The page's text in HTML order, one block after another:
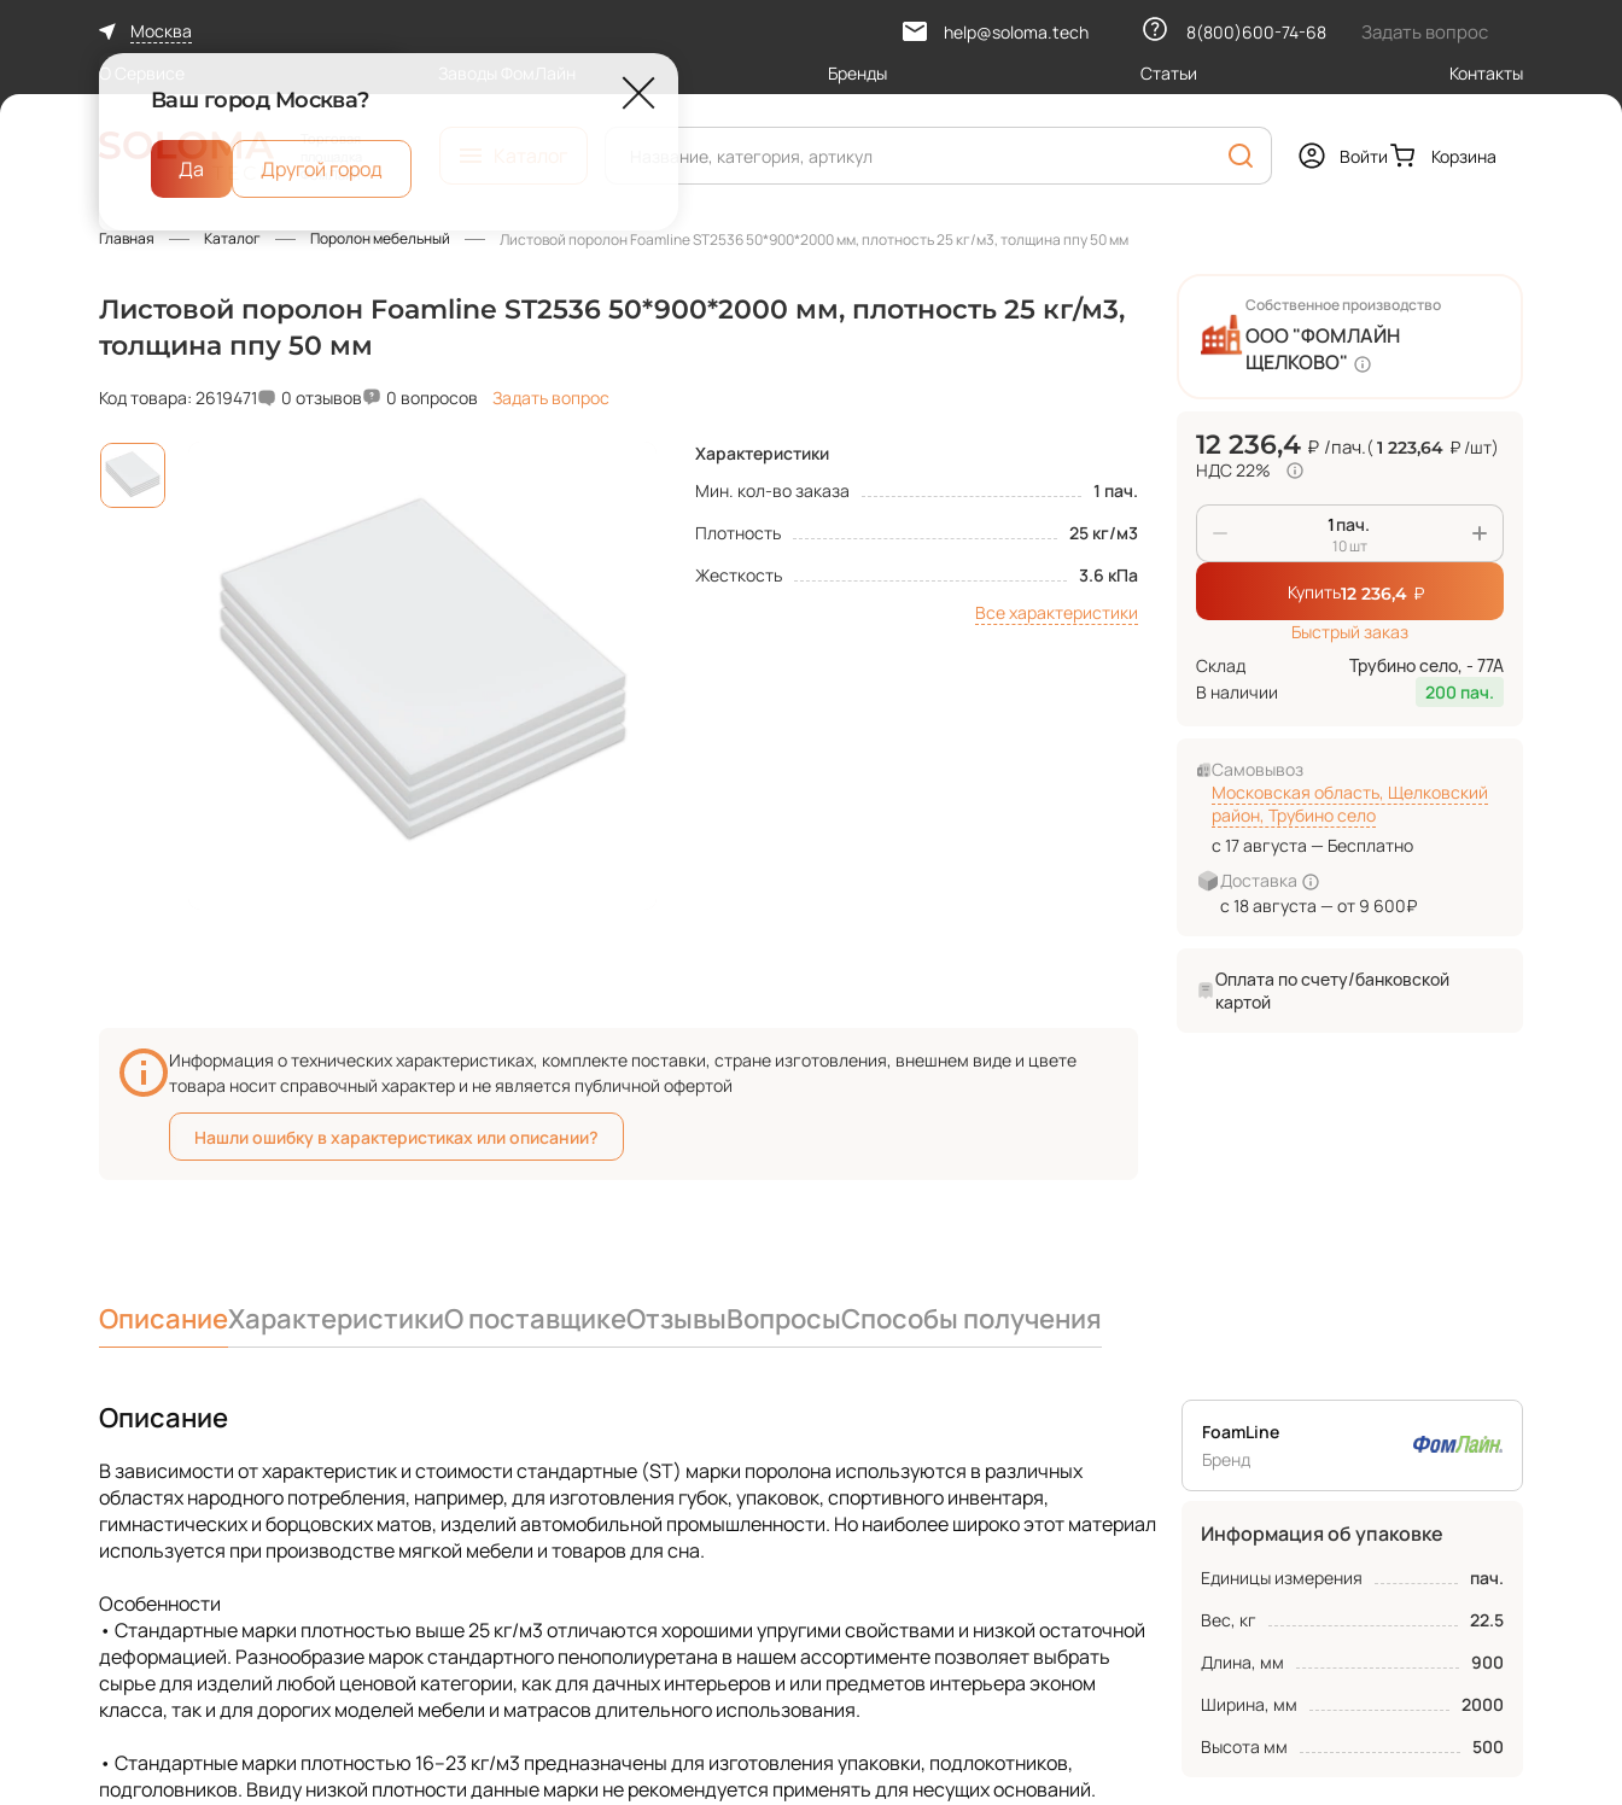
Москва help@soloma.tech 8(800)600-74-68 Задать вопрос
О Сервисе Бренды Статьи Контакты
Торговая
ФомЛайн
Войти Корзина
Главная Каталог Поролон мебельный Листовой поролон Foamline ST2536 50*900*2000 мм, плотность 25 кг/м3, толщина ппу 50 мм
Листовой поролон Foamline ST2536 50*900*2000 мм, плотность 25 кг/м3,
толщина ппу 50 мм
Код товара: 2619471 0 отзывов 0 вопросов Задать вопрос
Характеристики
Мин. кол-во заказа
1 пач.
Плотность
25 кг/м3
Жесткость
3.6 кПа
Все характеристики
Собственное производство
ООО "ФОМЛАЙН
ЩЕЛКОВО"
12 236,4 ₽ /пач.(1 223,64 ₽ /шт)
НДС 22%
пач.
10 шт
Купить12 236,4 ₽
Быстрый заказ
Склад
Трубино село, - 77А
В наличии
200 пач.
Самовывоз
Московская область, Щелковский
район, Трубино село
с 17 августа — Бесплатно
Доставка
с 18 августа — от 9 600₽
Оплата по счету/банковской
картой
Информация о технических характеристиках, комплекте поставки, стране изготовления, внешнем виде и цвете
товара носит справочный характер и не является публичной офертой
Нашли ошибку в характеристиках или описании?
ОписаниеХарактеристикиО поставщикеОтзывыВопросыСпособы получения
Описание
В зависимости от характеристик и стоимости стандартные (ST) марки поролона используются в различных
областях народного потребления, например, для изготовления губок, упаковок, спортивного инвентаря,
гимнастических и борцовских матов, изделий автомобильной промышленности. Но наиболее широко этот материал
используется при производстве мягкой мебели и товаров для сна.
Особенности
• Cтандартные марки плотностью выше 25 кг/м3 отличаются хорошими упругими свойствами и низкой остаточной
деформацией. Разнообразие марок стандартного пенополиуретана в нашем ассортименте позволяет выбрать
сырье для изделий любой ценовой категории, как для дачных интерьеров и или предметов интерьера эконом
класса, так и для дорогих моделей мебели и матрасов длительного использования.
• Cтандартные марки плотностью 16–23 кг/м3 предназначены для изготовления упаковки, подлокотников,
подголовников. Ввиду низкой плотности данные марки не рекомендуется применять для несущих оснований.
FoamLine
Бренд
Информация об упаковке
Единицы измерения
пач.
Вес, кг
22.5
Длина, мм
900
Ширина, мм
2000
Высота мм
500
Ваш город Москва?
Да Другой город